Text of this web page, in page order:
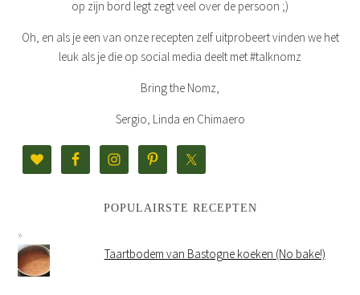
op zijn bord legt zegt veel over de persoon ;)
Oh, en als je een van onze recepten zelf uitprobeert vinden we het
leuk als je die op social media deelt met #talknomz
Bring the Nomz,
Sergio, Linda en Chimaero
POPULAIRSTE RECEPTEN
Taartbodem van Bastogne koeken (No bake!)